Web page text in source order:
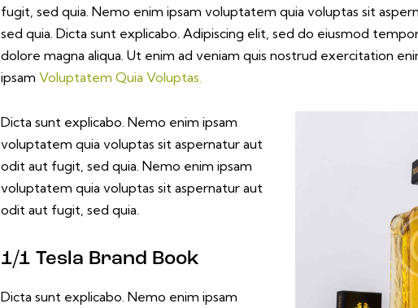
fugit, sed quia. Nemo enim ipsam voluptatem quia voluptas sit
sed quia. Dicta sunt explicabo. Adipiscing elit, sed do eiusmod
dolore magna aliqua. Ut enim ad veniam quis nostrud exercitation
ipsam Voluptatem Quia Voluptas.
Dicta sunt explicabo. Nemo enim ipsam
voluptatem quia voluptas sit aspernatur aut
odit aut fugit, sed quia. Nemo enim ipsam
voluptatem quia voluptas sit aspernatur aut
odit aut fugit, sed quia.
1/1 Tesla Brand Book
Dicta sunt explicabo. Nemo enim ipsam